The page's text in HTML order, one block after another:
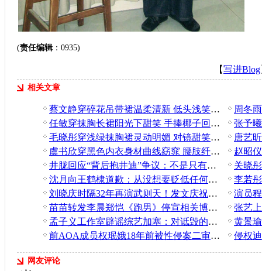
(责任编辑 ：0935)
【写进Blog
相关文章
蔡文静穿碎花吊带裙温柔清新 低头浅笑少女感满满
任敏穿抹胸长裙阳光下甜笑 手捧椰子回眸又纯又欲
毛晓彤穿浅绿抹胸裙灵动明媚 对镜甜笑好似花仙子
虞书欣穿黑色内衣身材曲线窈窕 腰肢纤细又甜又辣
井胧回应“背后抱井迪”争议：不是只有爱情才能抱
沈月向王鹤棣道歉：从没想要贬低任何一个合作伙伴
刘晓庆时隔32年再演武则天！发文庆祝短剧播放破亿
苗苗转发李晨郑恺《跑男》停宣相关博文引热议
孟子义工作室辟谣综艺加塞：对诋毁的行为绝不姑息
前AOA成员权珉娥18年前被性侵案二审定罪
网友评论